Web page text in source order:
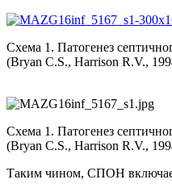
Схема 1. Патогенез
(Bryan C.S., Harrison R.V.,
Схема 1. Патогенез
(Bryan C.S., Harrison R.V.,
Таким чином, СПОН включає